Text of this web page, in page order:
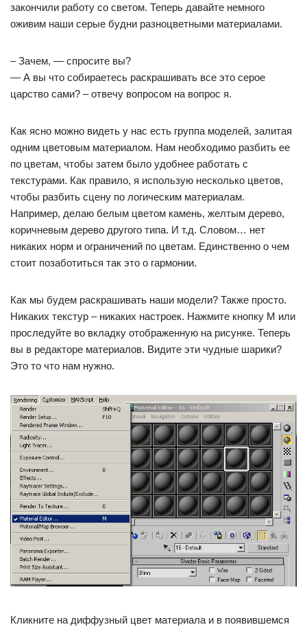
закончили работу со светом. Теперь давайте немного
оживим наши серые будни разноцветными материалами.
– Зачем, — спросите вы?
— А вы что собираетесь раскрашивать все это серое
царство сами? – отвечу вопросом на вопрос я.
Как ясно можно видеть у нас есть группа моделей, залитая
одним цветовым материалом. Нам необходимо разбить ее
по цветам, чтобы затем было удобнее работать с
текстурами. Как правило, я использую несколько цветов,
чтобы разбить сцену по логическим материалам.
Например, делаю белым цветом камень, желтым дерево,
коричневым дерево другого типа. И т.д. Словом… нет
никаких норм и ограничений по цветам. Единственно о чем
стоит позаботиться так это о гармонии.
Как мы будем раскрашивать наши модели? Также просто.
Никаких текстур – никаких настроек. Нажмите кнопку M или
проследуйте во вкладку отображенную на рисунке. Теперь
вы в редакторе материалов. Видите эти чудные шарики?
Это то что нам нужно.
Кликните на диффузный цвет материала и в появившемся